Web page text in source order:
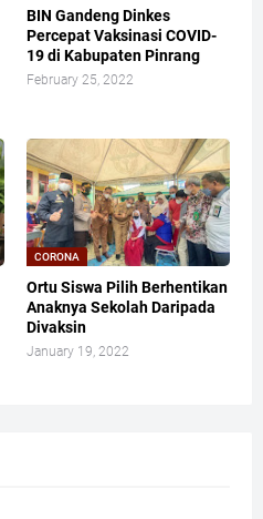
BIN Gandeng Dinkes
Percepat Vaksinasi COVID-
19 di Kabupaten Pinrang
February 25, 2022
CORONA
Ortu Siswa Pilih Berhentikan
Anaknya Sekolah Daripada
Divaksin
January 19, 2022